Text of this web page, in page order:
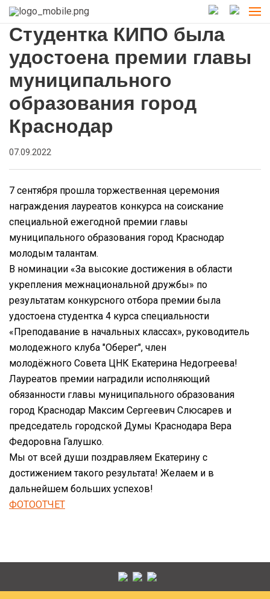
Студентка КИПО была
удостоена премии главы
муниципального
образования город
Краснодар
07.09.2022
7 сентября прошла торжественная церемония
награждения лауреатов конкурса на соискание
специальной ежегодной премии главы
муниципального образования город Краснодар
молодым талантам.
В номинации «За высокие достижения в области
укрепления межнациональной дружбы» по
результатам конкурсного отбора премии была
удостоена студентка 4 курса специальности
«Преподавание в начальных классах», руководитель
молодежного клуба "Оберег", член
молодёжного Совета ЦНК Екатерина Недогреева!
Лауреатов премии наградили исполняющий
обязанности главы муниципального образования
город Краснодар Максим Сергеевич Слюсарев и
председатель городской Думы Краснодара Вера
Федоровна Галушко.
Мы от всей души поздравляем Екатерину с
достижением такого результата! Желаем и в
дальнейшем больших успехов!
ФОТООТЧЕТ